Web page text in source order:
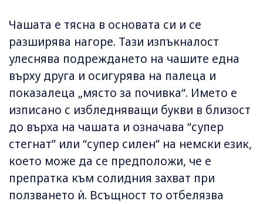
Чашата е тясна в основата си и се
разширява нагоре. Тази изпъкналост
улеснява подреждането на чашите една
върху друга и осигурява на палеца и
показалеца „място за почивка“. Името е
изписано с избледняващи букви в близост
до върха на чашата и означава “супер
стегнат” или “супер силен” на немски език,
което може да се предположи, че е
препратка към солидния захват при
ползването ѝ. Всъщност то отбелязва